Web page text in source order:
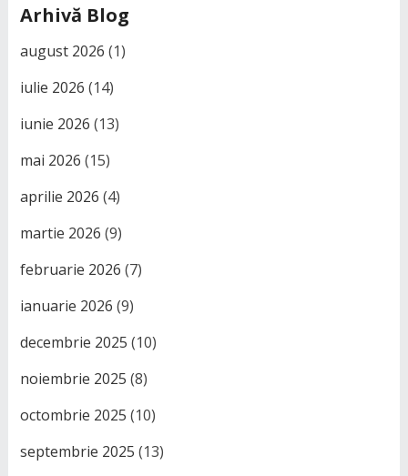
Arhivă Blog
august 2026 (1)
iulie 2026 (14)
iunie 2026 (13)
mai 2026 (15)
aprilie 2026 (4)
martie 2026 (9)
februarie 2026 (7)
ianuarie 2026 (9)
decembrie 2025 (10)
noiembrie 2025 (8)
octombrie 2025 (10)
septembrie 2025 (13)